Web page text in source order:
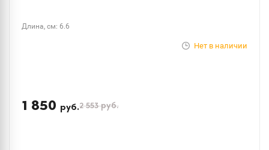
Длина, см: 6.6
Нет в наличии
1 850 руб.2 553руб.